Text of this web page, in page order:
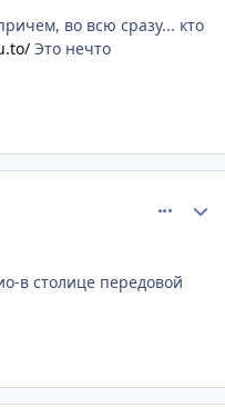
во всю сразу... кто
Это нечто
в столице передовой